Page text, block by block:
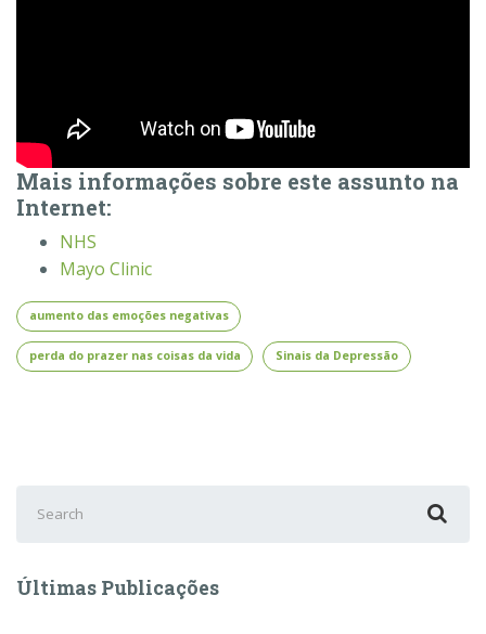
Mais informações sobre este assunto na
Internet:
NHS
Mayo Clinic
aumento das emoções negativas
perda do prazer nas coisas da vida Sinais da Depressão
for:
Últimas Publicações